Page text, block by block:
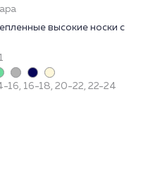
высокие носки с
16, 16-18, 20-22, 22-24